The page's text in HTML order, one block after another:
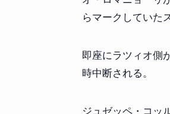
らマークしていた
即座にラツィオ側
時中断される。
ジュゼッペ・コッ